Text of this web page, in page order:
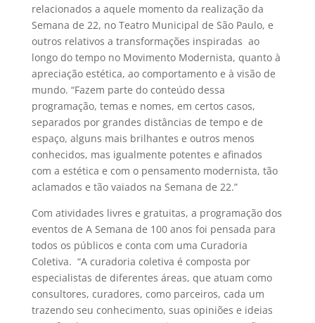
relacionados a aquele momento da realização da
Semana de 22, no Teatro Municipal de São Paulo, e
outros relativos a transformações inspiradas ao
longo do tempo no Movimento Modernista, quanto à
apreciação estética, ao comportamento e à visão de
mundo. “Fazem parte do conteúdo dessa
programação, temas e nomes, em certos casos,
separados por grandes distâncias de tempo e de
espaço, alguns mais brilhantes e outros menos
conhecidos, mas igualmente potentes e afinados
com a estética e com o pensamento modernista, tão
aclamados e tão vaiados na Semana de 22.”
Com atividades livres e gratuitas, a programação dos
eventos de A Semana de 100 anos foi pensada para
todos os públicos e conta com uma Curadoria
Coletiva. “A curadoria coletiva é composta por
especialistas de diferentes áreas, que atuam como
consultores, curadores, como parceiros, cada um
trazendo seu conhecimento, suas opiniões e ideias